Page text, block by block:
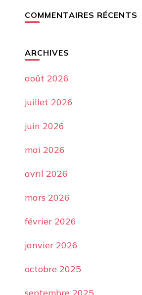
COMMENTAIRES RÉCENTS
ARCHIVES
août 2026
juillet 2026
juin 2026
mai 2026
avril 2026
mars 2026
février 2026
janvier 2026
octobre 2025